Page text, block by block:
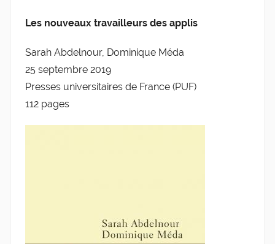
de
l'Entreprise
r
l
v
Les nouveaux travailleurs des applis
Sarah Abdelnour, Dominique Méda
25 septembre 2019
Presses universitaires de France (PUF)
112 pages